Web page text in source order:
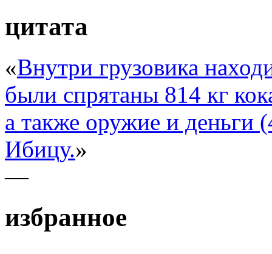
цитата
«Внутри грузовика
были спрятаны 814 кг
а также оружие и деньги
Ибицу.»
—
избранное